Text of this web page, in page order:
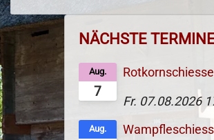
NÄCHSTE
7
Aug.
Fr. 07.08.2026
Aug.